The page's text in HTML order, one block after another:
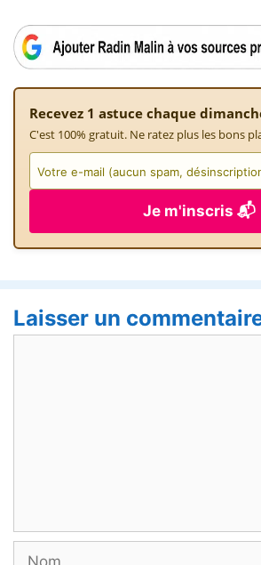
Recevez 1 astuce chaque
C'est 100% gratuit. Ne ratez plus les bons
Je m'inscris 📬
Laisser un
Nom